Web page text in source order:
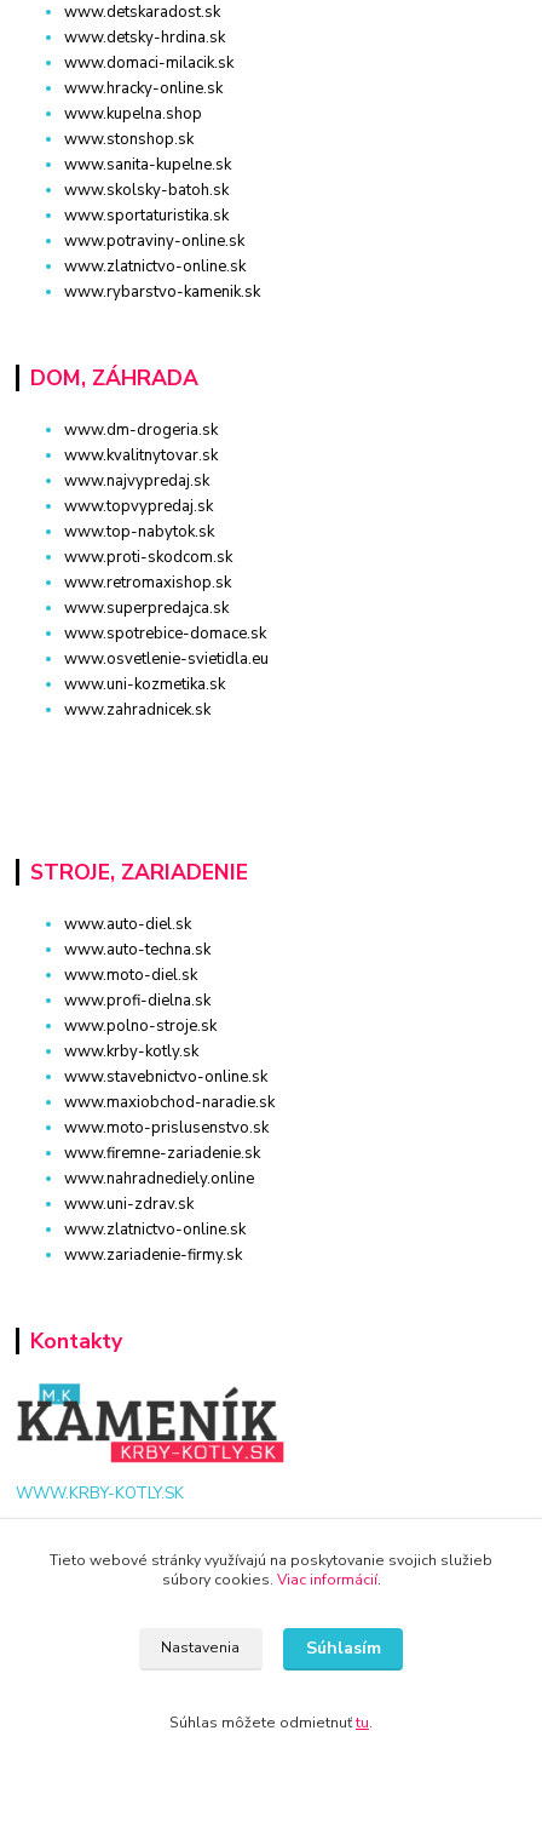
www.detskaradost.sk
www.detsky-hrdina.sk
www.domaci-milacik.sk
www.hracky-online.sk
www.kupelna.shop
www.stonshop.sk
www.sanita-kupelne.sk
www.skolsky-batoh.sk
www.sportaturistika.sk
www.potraviny-online.sk
www.zlatnictvo-online.sk
www.rybarstvo-kamenik.sk
DOM, ZÁHRADA
www.dm-drogeria.sk
www.kvalitnytovar.sk
www.najvypredaj.sk
www.topvypredaj.sk
www.top-nabytok.sk
www.proti-skodcom.sk
www.retromaxishop.sk
www.superpredajca.sk
www.spotrebice-domace.sk
www.osvetlenie-svietidla.eu
www.uni-kozmetika.sk
www.zahradnicek.sk
STROJE, ZARIADENIE
www.auto-diel.sk
www.auto-techna.sk
www.moto-diel.sk
www.profi-dielna.sk
www.polno-stroje.sk
www.krby-kotly.sk
www.stavebnictvo-online.sk
www.maxiobchod-naradie.sk
www.moto-prislusenstvo.sk
www.firemne-zariadenie.sk
www.nahradnediely.online
www.uni-zdrav.sk
www.zlatnictvo-online.sk
www.zariadenie-firmy.sk
Kontakty
WWW.KRBY-KOTLY.SK
Tieto webové stránky využívajú na poskytovanie svojich služieb
súbory cookies. Viac informácií.
Nastavenia Súhlasím
Súhlas môžete odmietnuťtu.